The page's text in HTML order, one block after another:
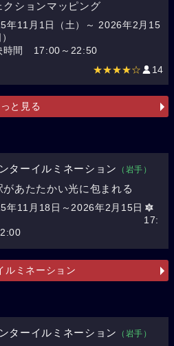
クションマッピング
年11月1日（土）～ 2026年2月15
時間 17:00～22:50
★★★★☆ 14
と見る
ターイルミネーション （岩手）
があたたかい光に包まれる
年11月18日～2026年2月15日
17:
ルミネーション
ターイルミネーション （岩手）